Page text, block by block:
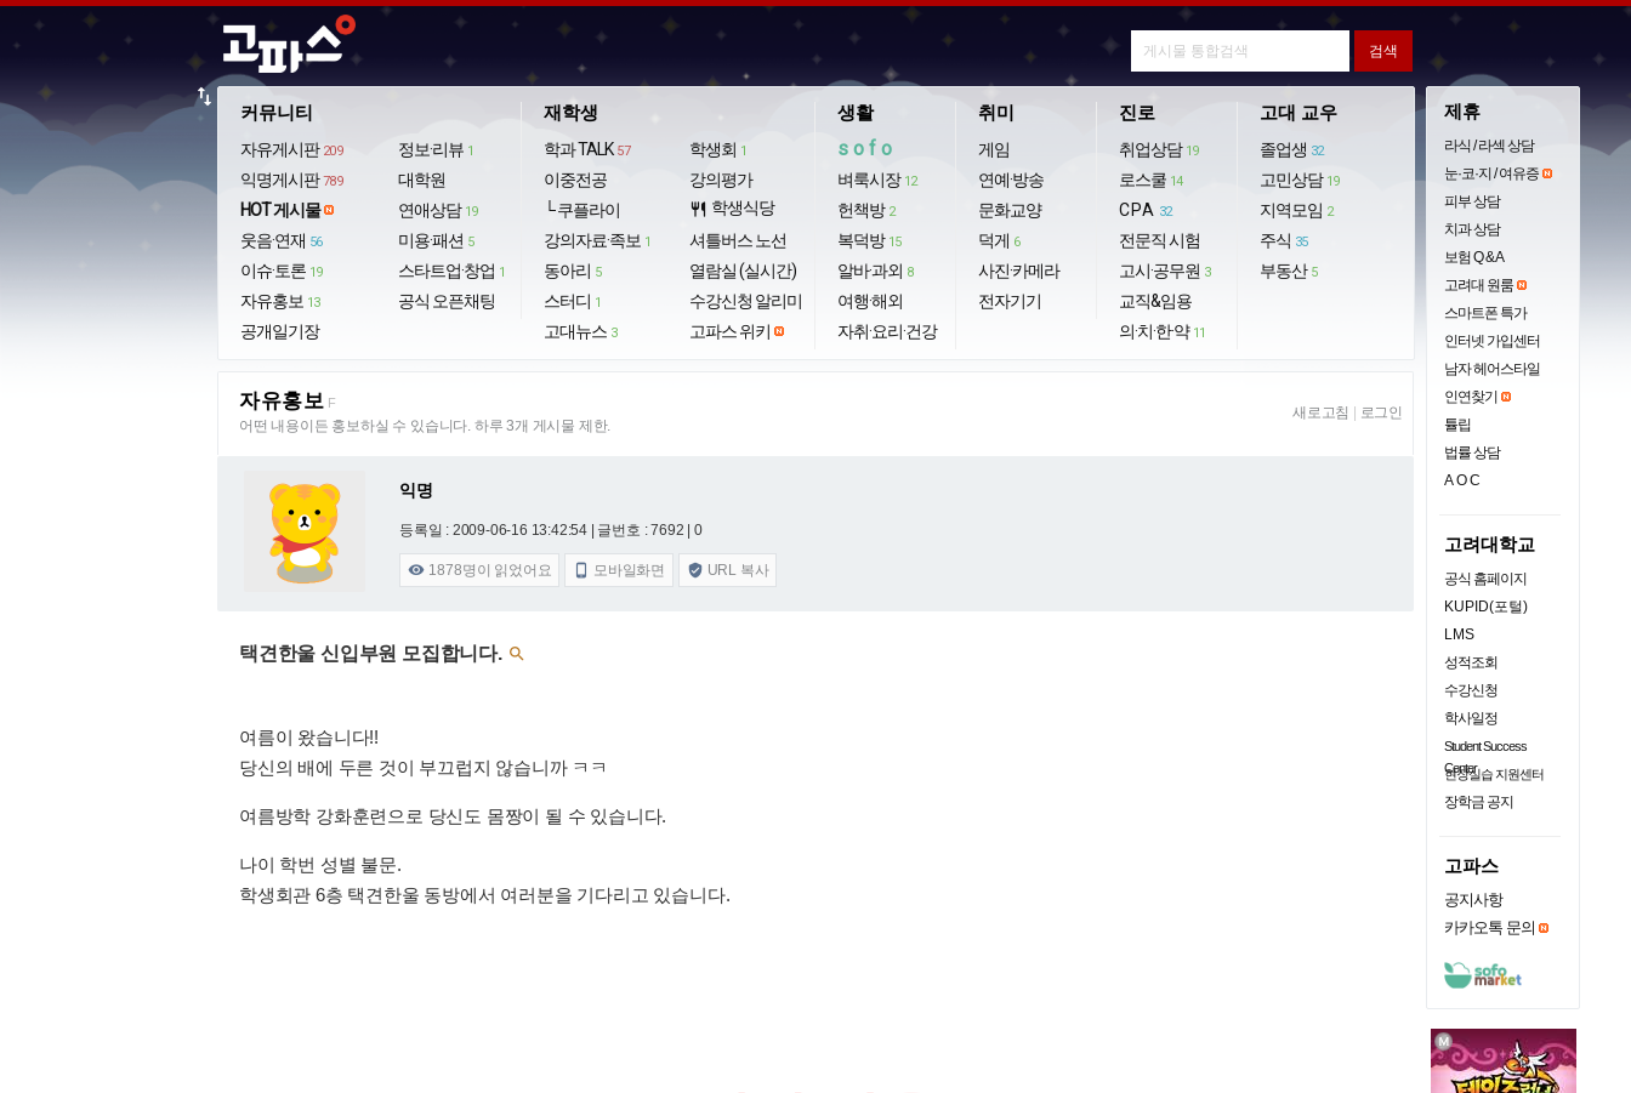
커뮤니티
자유게시판 209
익명게시판 789
HOT 게시물
웃음·연재 56
이슈·토론 19
자유홍보 13
공개일기장
정보·리뷰 1
대학원
연애상담 19
미용·패션 5
스타트업·창업 1
공식 오픈채팅
재학생
학과 TALK 57
이중전공
└ 쿠플라이
강의자료·족보 1
동아리 5
스터디 1
고대뉴스 3
학생회 1
강의평가
restaurant 학생식당
셔틀버스 노선
열람실 (실시간)
수강신청 알리미
고파스 위키
생활
sofo
벼룩시장 12
헌책방 2
복덕방 15
알바·과외 8
여행·해외
자취·요리·건강
취미
게임
연예·방송
문화교양
덕게 6
사진·카메라
전자기기
진로
취업상담 19
로스쿨 14
CPA 32
전문직 시험
고시·공무원 3
교직&임용
의·치·한·약 11
고대 교우
졸업생 32
고민상담 19
지역모임 2
주식 35
부동산 5
import_export
자유홍보 F
어떤 내용이든 홍보하실 수 있습니다. 하루 3개 게시물 제한.
새로고침 로그인
익명
등록일 : 2009-06-16 13:42:54 | 글번호 : 7692 | 0
 1878명이 읽었어요  모바일화면  URL 복사
택견한울 신입부원 모집합니다. 
여름이 왔습니다!!
당신의 배에 두른 것이 부끄럽지 않습니까 ㅋㅋ
여름방학 강화훈련으로 당신도 몸짱이 될 수 있습니다.
나이 학번 성별 불문.
학생회관 6층 택견한울 동방에서 여러분을 기다리고 있습니다.
제휴
라식 / 라섹 상담
눈·코·지 / 여유증
피부 상담
치과 상담
보험 Q & A
고려대 원룸
스마트폰 특가
인터넷 가입센터
남자 헤어스타일
인연찾기
튤립
법률 상담
AOC
고려대학교
공식 홈페이지
KUPID(포털)
LMS
성적조회
수강신청
학사일정
Student Success
Center
현장실습 지원센터
장학금 공지
고파스
공지사항
카카오톡 문의